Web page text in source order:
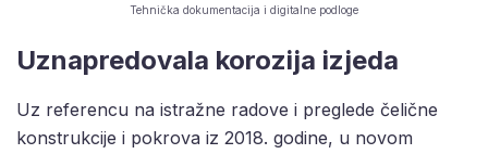
Tehnička dokumentacija i digitalne podloge
Uznapredovala korozija izjeda
Uz referencu na istražne radove i preglede čelične
konstrukcije i pokrova iz 2018. godine, u novom